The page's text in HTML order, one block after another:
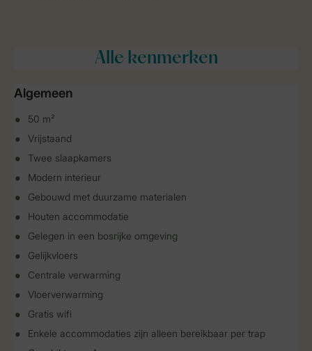
Alle kenmerken
Algemeen
50 m²
Vrijstaand
Twee slaapkamers
Modern interieur
Gebouwd met duurzame materialen
Houten accommodatie
Gelegen in een bosrijke omgeving
Gelijkvloers
Centrale verwarming
Vloerverwarming
Gratis wifi
Enkele accommodaties zijn alleen bereikbaar per trap